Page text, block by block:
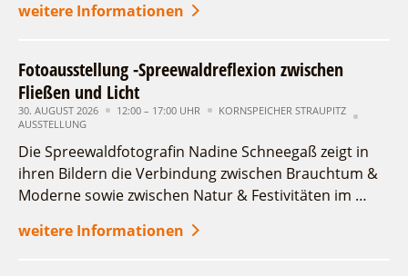
weitere Informationen
Fotoausstellung -Spreewaldreflexion zwischen
Fließen und Licht
30. AUGUST 2026 12:00 – 17:00 UHR
KORNSPEICHER STRAUPITZ
AUSSTELLUNG
Die Spreewaldfotografin Nadine Schneegaß zeigt in
ihren Bildern die Verbindung zwischen Brauchtum &
Moderne sowie zwischen Natur & Festivitäten im …
weitere Informationen